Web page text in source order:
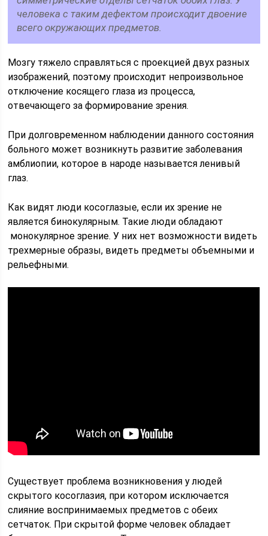
человека с таким дефектом происходит двоение
всего окружающих предметов.
Мозгу тяжело справляться с проекцией двух разных
изображений, поэтому происходит непроизвольное
отключение косящего глаза из процесса,
отвечающего за формирование зрения.
При долговременном наблюдении данного состояния
больного может возникнуть развитие заболевания
амблиопии, которое в народе называется ленивый
глаз.
Как видят люди косоглазые, если их зрение не
является бинокулярным. Такие люди обладают
монокулярное зрение. У них нет возможности видеть
трехмерные образы, видеть предметы объемными и
рельефными.
Существует проблема возникновения у людей
скрытого косоглазия, при котором исключается
слияние воспринимаемых предметов с обеих
сетчаток. При скрытой форме человек обладает